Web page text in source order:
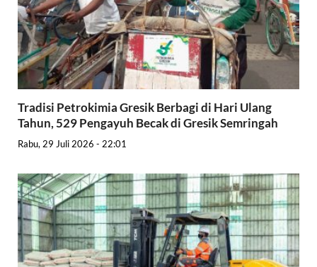
Tradisi Petrokimia Gresik Berbagi di Hari Ulang
Tahun, 529 Pengayuh Becak di Gresik Semringah
Rabu, 29 Juli 2026 - 22:01